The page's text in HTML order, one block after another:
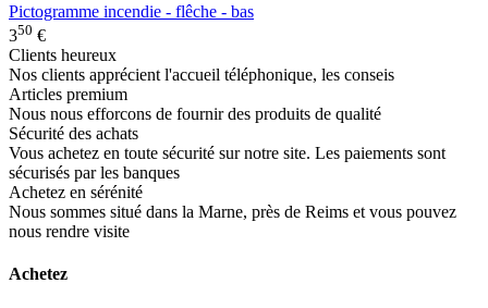
Pictogramme incendie - flêche - bas
350 €
Clients heureux
Nos clients apprécient l'accueil téléphonique, les conseis
Articles premium
Nous nous efforcons de fournir des produits de qualité
Sécurité des achats
Vous achetez en toute sécurité sur notre site. Les paiements sont
sécurisés par les banques
Achetez en sérénité
Nous sommes situé dans la Marne, près de Reims et vous pouvez
nous rendre visite
Achetez